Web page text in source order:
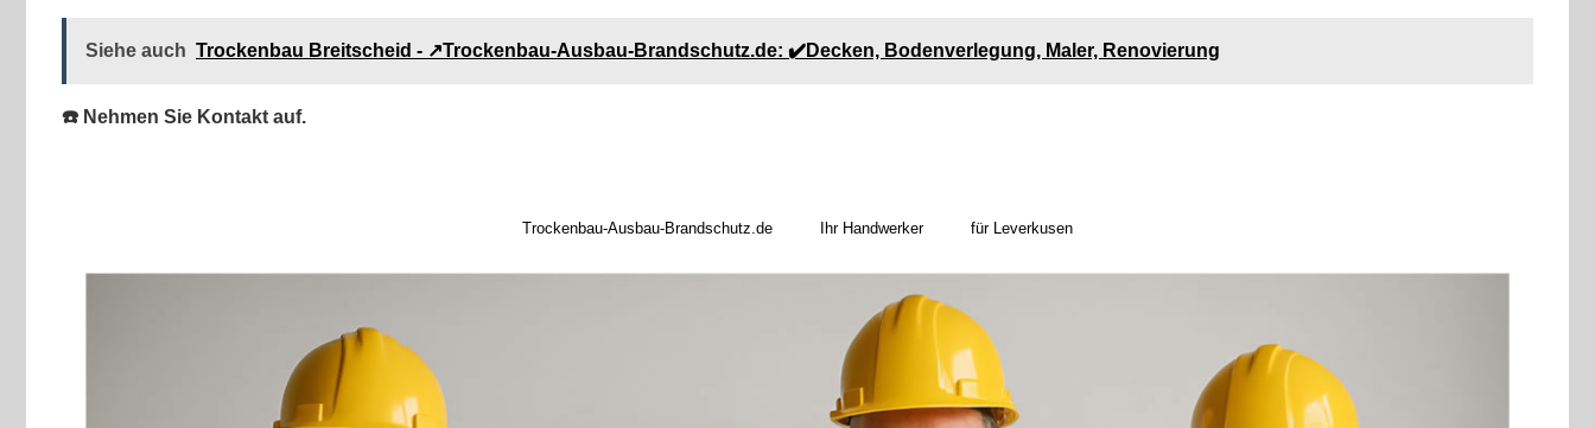
Siehe auch Trockenbau Breitscheid - ↗️Trockenbau-Ausbau-Brandschutz.de: ✔️Decken, Bodenverlegung, Maler, Renovierung
☎️ Nehmen Sie Kontakt auf.
Trockenbau-Ausbau-Brandschutz.de Ihr Handwerker für Leverkusen